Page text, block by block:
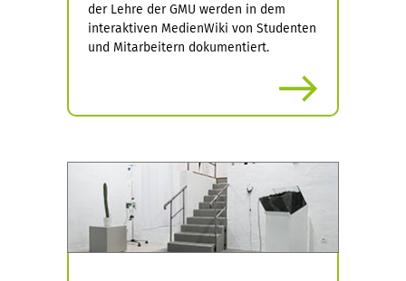
der Lehre der GMU werden in dem
interaktiven MedienWiki von Studenten
und Mitarbeitern dokumentiert.